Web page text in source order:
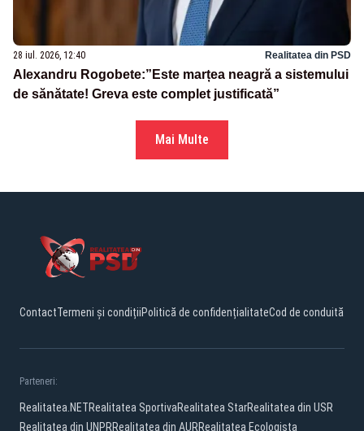
28 iul. 2026, 12:40 Realitatea din PSD
Alexandru Rogobete:”Este marțea neagră a sistemului
de sănătate! Greva este complet justificată”
Mai Multe
ContactTermeni și condițiiPolitică de confidențialitateCod de conduită
Parteneri:
Realitatea.NETRealitatea SportivaRealitatea StarRealitatea din USR
Realitatea din UNPRRealitatea din AURRealitatea Ecologista